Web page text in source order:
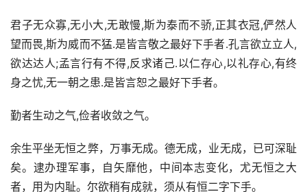
君子无众寡,无小大,无敢慢,斯为泰而不骄,正其衣冠,俨然人
望而畏,斯为威而不猛.是皆言敬之最好下手者.孔言欲立立人,
欲达达人;孟言行有不得,反求诸己.以仁存心,以礼存心,有终
身之忧,无一朝之患.是皆言恕之最好下手者。
勤者生动之气,俭者收敛之气。
余生平坐无恒之弊，万事无成。德无成，业无成，已可深耻
矣。逮办理军事，自矢靡他，中间本志变化，尤无恒之大
者，用为内耻。尔欲稍有成就，须从有恒二字下手。